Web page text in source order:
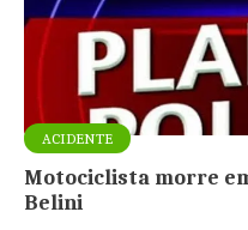
ACIDENTE
Motociclista morre
Belini